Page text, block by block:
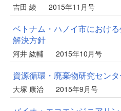
吉田 綾 2015年11月号
ベトナム・ハノイ市におけ
解決方針
河井 紘輔 2015年10月号
資源循環・廃棄物研究セン
大塚 康治 2015年9月号